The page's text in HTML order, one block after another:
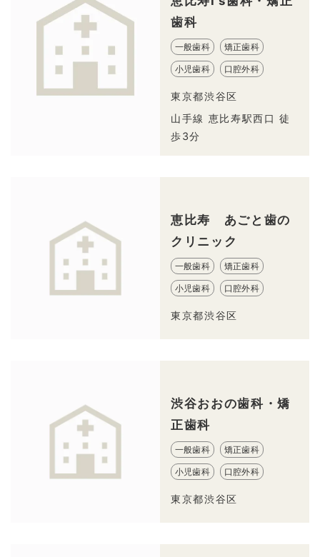
歯科
一般歯科 矯正歯科
小児歯科 口腔外科
東京都渋谷区
山手線 恵比寿駅西口 徒
歩3分
恵比寿 あごと歯の
クリニック
一般歯科 矯正歯科
小児歯科 口腔外科
東京都渋谷区
渋谷おおの歯科・矯
正歯科
一般歯科 矯正歯科
小児歯科 口腔外科
東京都渋谷区